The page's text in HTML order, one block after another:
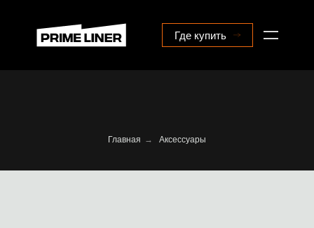
Где купить
Главная → Аксессуары